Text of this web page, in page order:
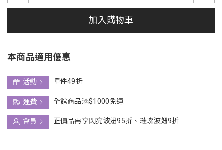
加入購物車
本商品適用優惠
活動
單件49折
運費
全館商品滿$1000免運
會員
正價品再享閃亮波妞95折、璀璨波妞9折